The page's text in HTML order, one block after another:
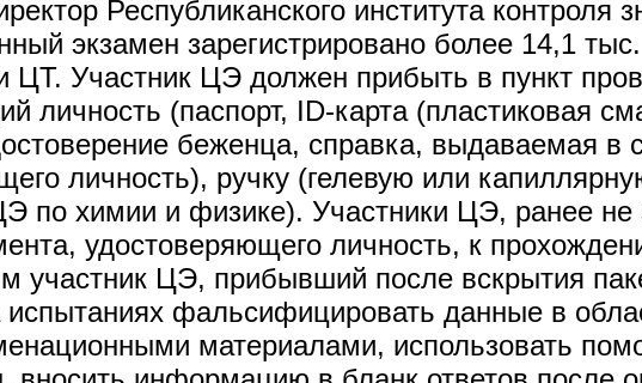
Республиканского института
экзамен зарегистрировано более 14,1
ЦТ. Участник ЦЭ должен прибыть в пункт
личность (паспорт, ID-карта (пластиковая
беженца, справка, выдаваемая в
личность), ручку (гелевую или
по химии и физике). Участники ЦЭ, ранее не
удостоверяющего личность, к
участник ЦЭ, прибывший после вскрытия
фальсифицировать данные в
материалами, использовать